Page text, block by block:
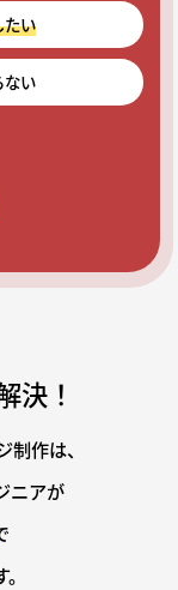
たい
ない
決！
作は、
ニアが